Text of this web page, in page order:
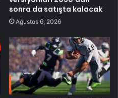
sonra da satışta kalacak
Ağustos 6, 2026